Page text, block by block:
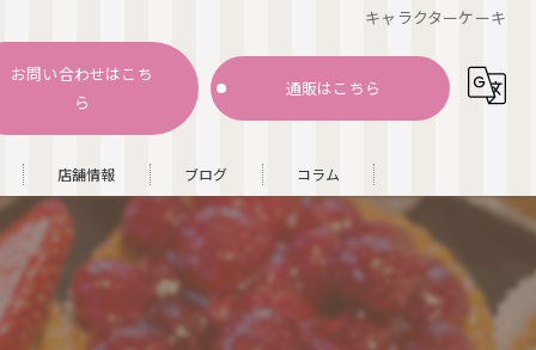
キャラクターケーキ
お問い合わせはこち
ら
通販はこちら
店舗情報 ブログ コラム